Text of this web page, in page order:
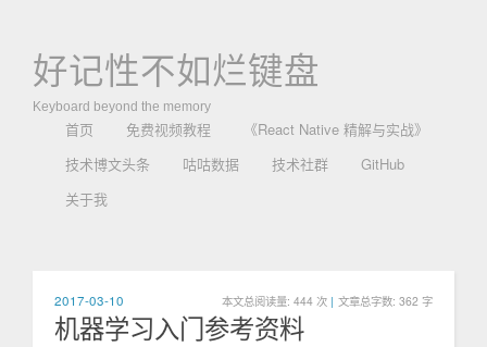
好记性不如烂键盘
Keyboard beyond the memory
首页 免费视频教程
《React Native 精解与实战》
技术博文头条
咕咕数据 技术社群
GitHub
关于我
2017-03-10 本文总阅读量: 444 次 | 文章总字数: 362 字
机器学习入门参考资料